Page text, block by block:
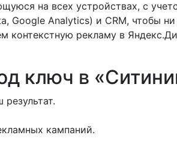
на всех устройствах, с
Analytics) и CRM, чтобы ни
контекстную рекламу в
ключ в
кампаний.